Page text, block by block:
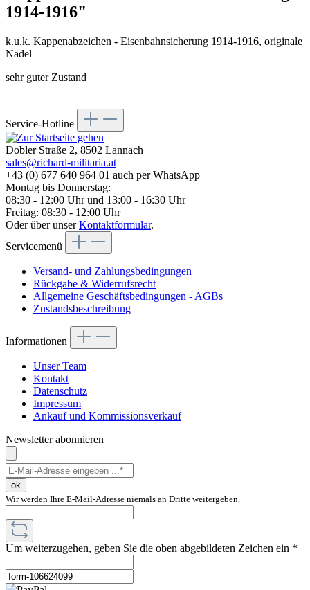
1914-1916"
k.u.k. Kappenabzeichen - Eisenbahnsicherung 1914-1916, originale
Nadel
sehr guter Zustand
Service-Hotline
Dobler Straße 2, 8502 Lannach
sales@richard-militaria.at
+43 (0) 677 640 964 01 auch per WhatsApp
Montag bis Donnerstag:
08:30 - 12:00 Uhr und 13:00 - 16:30 Uhr
Freitag: 08:30 - 12:00 Uhr
Oder über unserKontaktformular.
Servicemenü
Versand- und Zahlungsbedingungen
Rückgabe & Widerrufsrecht
Allgemeine Geschäftsbedingungen - AGBs
Zustandsbeschreibung
Informationen
Unser Team
Kontakt
Datenschutz
Impressum
Ankauf und Kommissionsverkauf
Newsletter abonnieren
ok
Wir werden Ihre E-Mail-Adresse niemals an Dritte weitergeben.
Um weiterzugehen, geben Sie die oben abgebildeten Zeichen ein *